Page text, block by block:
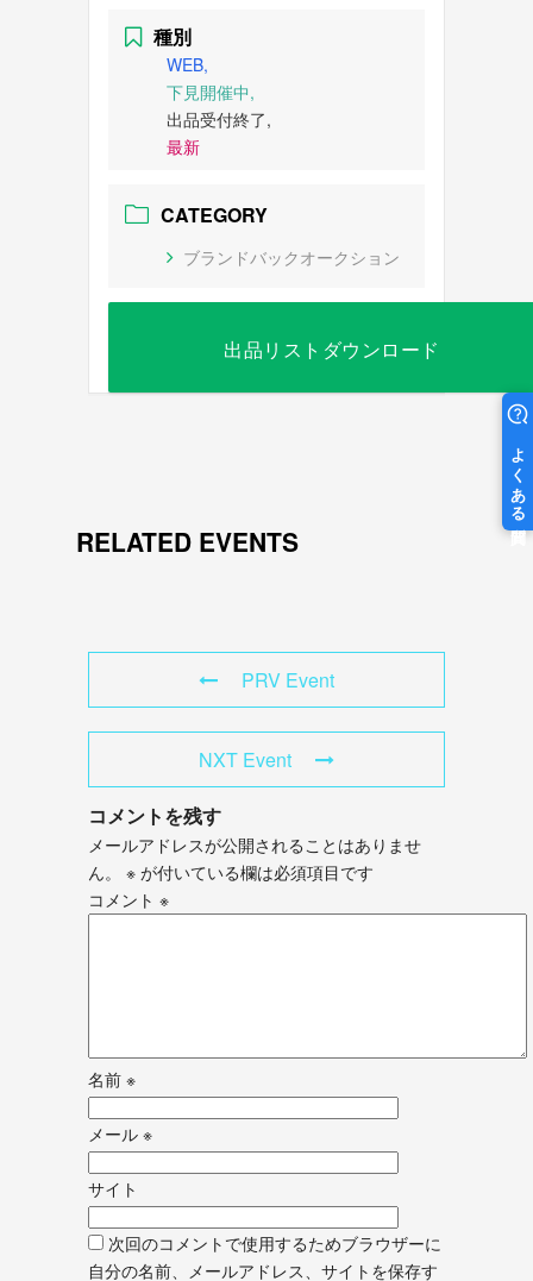
種別
WEB,
下見開催中,
出品受付終了,
最新
CATEGORY
ブランドバックオークション
出品リストダウンロード
RELATED EVENTS
PRV Event
NXT Event
コメントを残す
メールアドレスが公開されることはありませ
ん。
※ が付いている欄は必須項目です
コメント ※
名前 ※
メール ※
サイト
次回のコメントで使用するためブラウザーに
自分の名前、メールアドレス、サイトを保存す